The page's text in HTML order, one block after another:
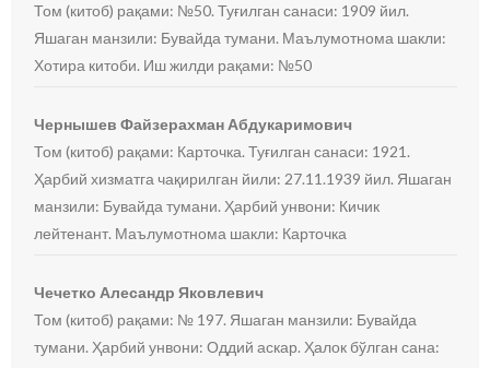
Том (китоб) рақами: №50. Туғилган санаси: 1909 йил.
Яшаган манзили: Бувайда тумани. Маълумотнома шакли:
Хотира китоби. Иш жилди рақами: №50
Чернышев Файзерахман Абдукаримович
Том (китоб) рақами: Карточка. Туғилган санаси: 1921.
Ҳарбий хизматга чақирилган йили: 27.11.1939 йил. Яшаган
манзили: Бувайда тумани. Ҳарбий унвони: Кичик
лейтенант. Маълумотнома шакли: Карточка
Чечетко Алесандр Яковлевич
Том (китоб) рақами: № 197. Яшаган манзили: Бувайда
тумани. Ҳарбий унвони: Оддий аскар. Ҳалок бўлган сана: